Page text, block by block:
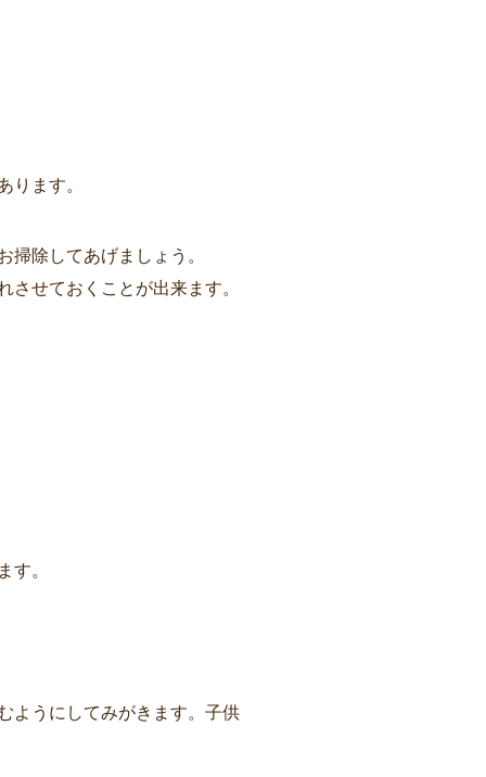
ります。
除してあげましょう。
せておくことが出来ます。
す。
ようにしてみがきます。子供